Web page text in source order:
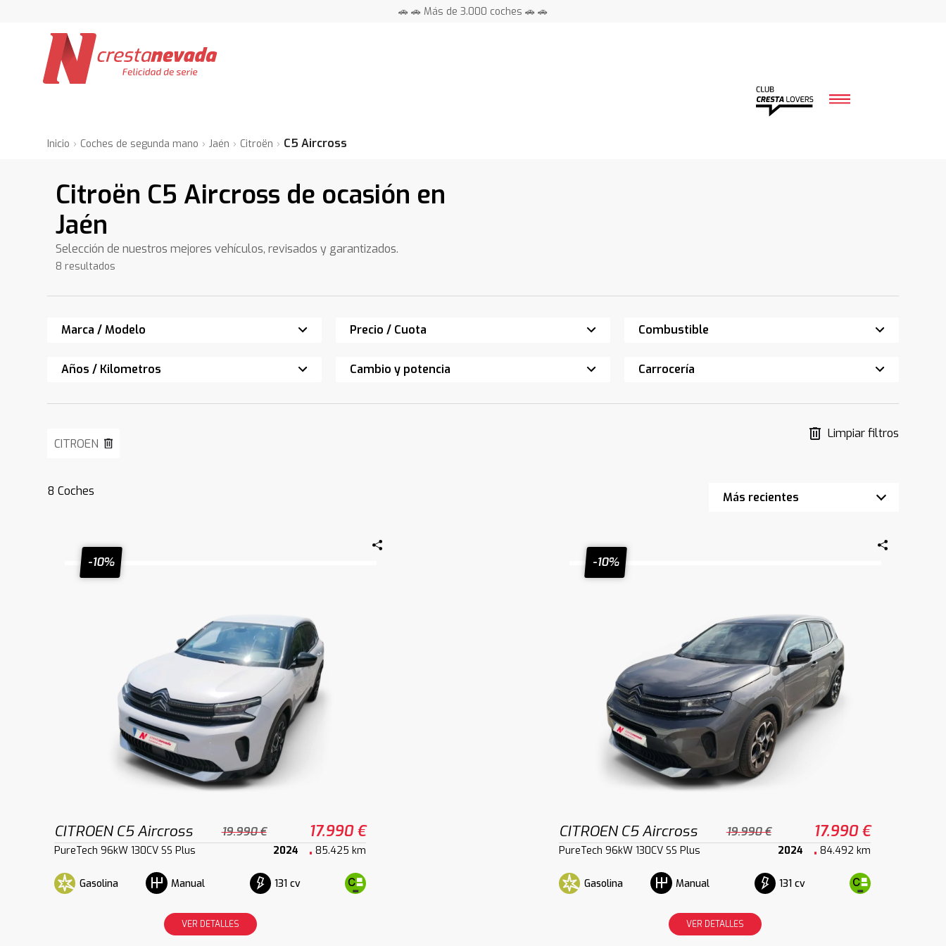
🚗 🚗 Más de 3.000 coches 🚗 🚗
Inicio Coches de segunda mano Jaén Citroën C5 Aircross
Citroën C5 Aircross de ocasión en
Jaén
Selección de nuestros mejores vehículos, revisados y garantizados.
8 resultados
Marca / Modelo Precio / Cuota Combustible
Años / Kilometros Cambio y potencia Carrocería
CITROEN
Limpiar filtros
8 Coches
-10%
CITROEN C5 Aircross 19.990 € 17.990 €
PureTech 96kW 130CV SS Plus 2024 85.425 km
Gasolina Manual 131 cv
VER DETALLES
-10%
CITROEN C5 Aircross 19.990 € 17.990 €
PureTech 96kW 130CV SS Plus 2024 84.492 km
Gasolina Manual 131 cv
VER DETALLES